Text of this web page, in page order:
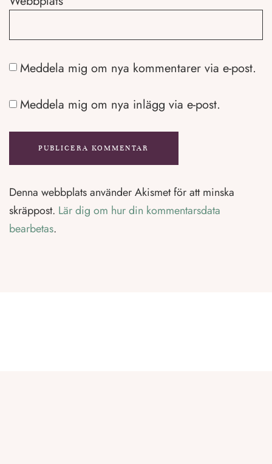
Meddela mig om nya kommentarer via e-post.
Meddela mig om nya inlägg via e-post.
Denna webbplats använder Akismet för att minska
skräppost. Lär dig om hur din kommentarsdata
bearbetas.